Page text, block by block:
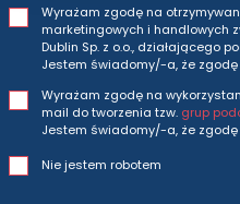
Wyrażam zgodę na
marketingowych i handlowych
Dublin Sp. z o.o., działającego
Jestem świadomy/-a, że
Wyrażam zgodę na
mail do tworzenia tzw. grup
Jestem świadomy/-a, że
Nie jestem robotem